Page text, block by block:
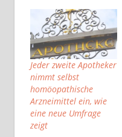
Jeder zweite Apotheker
nimmt selbst
homöopathische
Arzneimittel ein, wie
eine neue Umfrage
zeigt